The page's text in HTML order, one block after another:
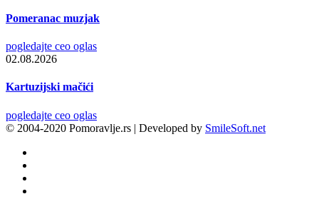
Pomeranac muzjak
pogledajte ceo oglas
02.08.2026
Kartuzijski mačići
pogledajte ceo oglas
© 2004-2020 Pomoravlje.rs | Developed by SmileSoft.net